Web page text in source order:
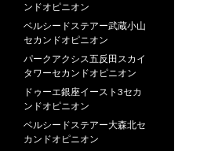
ンドオピニオン
ベルシードステアー武蔵小山
セカンドオピニオン
パークアクシス五反田スカイ
タワーセカンドオピニオン
ドゥーエ銀座イースト3セカ
ンドオピニオン
ベルシードステアー大森北セ
カンドオピニオン